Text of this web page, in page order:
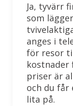
Ja, tyvärr
som
anges i
för resor
kostnader
priser är
och du
lita på.